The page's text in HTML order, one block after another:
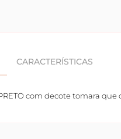
CARACTERÍSTICAS
com decote tomara